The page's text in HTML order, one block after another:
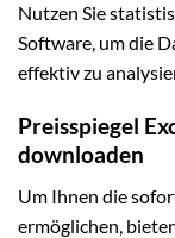
Nutzen Sie
Software, um die
effektiv zu
Preisspiegel
downloaden
Um Ihnen die
ermöglichen,